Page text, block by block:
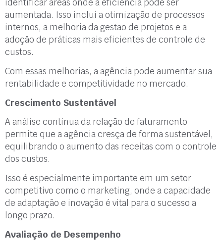
identificar áreas onde a eficiência pode ser
aumentada. Isso inclui a otimização de processos
internos, a melhoria da gestão de projetos e a
adoção de práticas mais eficientes de controle de
custos.
Com essas melhorias, a agência pode aumentar sua
rentabilidade e competitividade no mercado.
Crescimento Sustentável
A análise contínua da relação de faturamento
permite que a agência cresça de forma sustentável,
equilibrando o aumento das receitas com o controle
dos custos.
Isso é especialmente importante em um setor
competitivo como o marketing, onde a capacidade
de adaptação e inovação é vital para o sucesso a
longo prazo.
Avaliação de Desempenho